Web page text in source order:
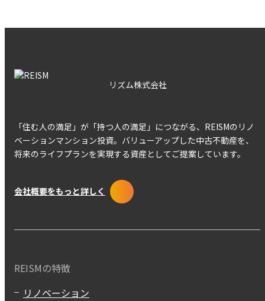
リズム株式会社
「住む人の満足」が「持つ人の満足」につながる、REISMのリノ
ベーションマンション投資。バリューアップした中古不動産を、
将来のライフプランを実現する資産としてご提案しています。
会社概要をもっと詳しく
REISMの特徴
リノベーション